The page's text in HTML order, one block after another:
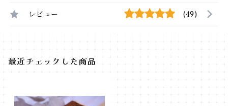
レビュー (49)
最近チェックした商品